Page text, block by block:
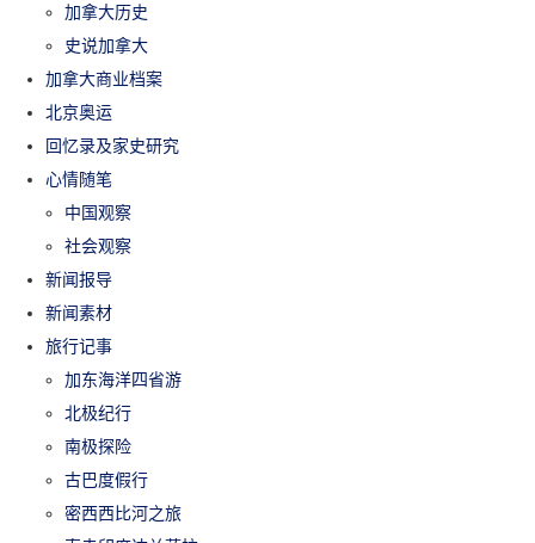
加拿大历史
史说加拿大
加拿大商业档案
北京奥运
回忆录及家史研究
心情随笔
中国观察
社会观察
新闻报导
新闻素材
旅行记事
加东海洋四省游
北极纪行
南极探险
古巴度假行
密西西比河之旅